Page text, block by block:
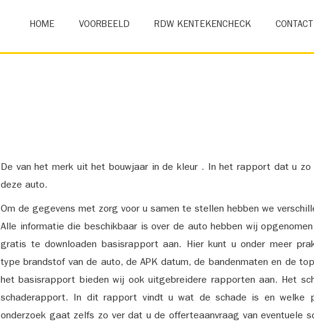
HOME VOORBEELD RDW KENTEKENCHECK CONTACT
De van het merk uit het bouwjaar in de kleur . In het rapport dat u
deze auto.
Om de gegevens met zorg voor u samen te stellen hebben we
Alle informatie die beschikbaar is over de auto hebben wij
gratis te downloaden basisrapport aan. Hier kunt u onder meer
type brandstof van de auto, de APK datum, de bandenmaten en de
het basisrapport bieden wij ook uitgebreidere rapporten aan. Het
schaderapport. In dit rapport vindt u wat de schade is en welke
onderzoek gaat zelfs zo ver dat u de offerteaanvraag van eventuele